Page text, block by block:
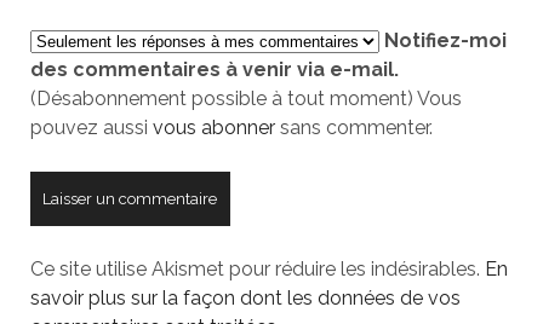
votre
site
Notifiez-moi
des commentaires à venir via e-mail.
(Désabonnement possible à tout moment) Vous
pouvez aussi vous abonnersans commenter.
Ce site utilise Akismet pour réduire les indésirables. En
savoir plus sur la façon dont les données de vos